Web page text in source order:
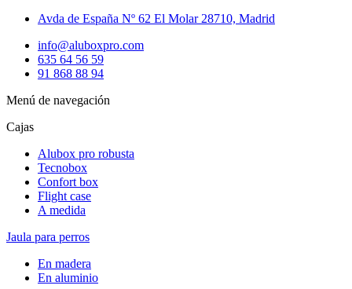
Avda de España Nº 62 El Molar 28710, Madrid
info@aluboxpro.com
635 64 56 59
91 868 88 94
Menú de navegación
Cajas
Alubox pro robusta
Tecnobox
Confort box
Flight case
A medida
Jaula para perros
En madera
En aluminio